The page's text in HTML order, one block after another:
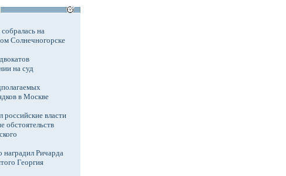
на
Солнечногорске
на суд
в Москве
российские власти
обстоятельств
Ричарда
Георгия